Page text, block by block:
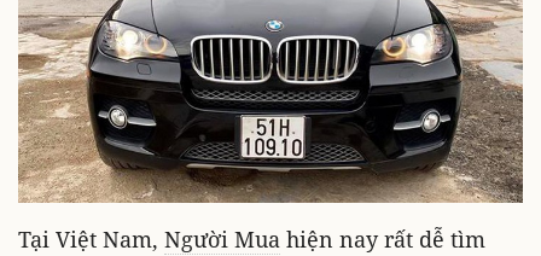
Tại Việt Nam, Người Mua hiện nay rất dễ tìm